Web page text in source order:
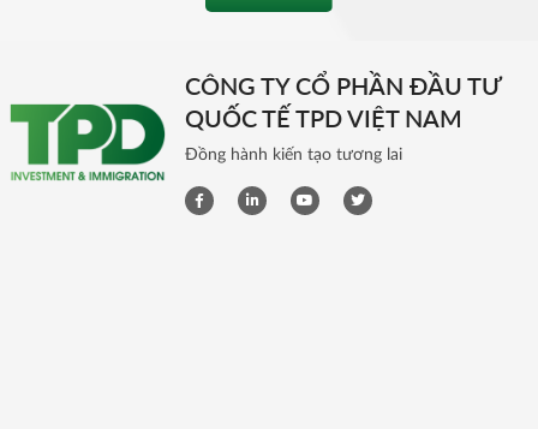
CÔNG TY CỔ PHẦN ĐẦU TƯ
QUỐC TẾ TPD VIỆT NAM
Đồng hành kiến tạo tương lai